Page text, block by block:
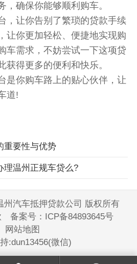
，确保你能够顺利购车。
，让你告别了繁琐的贷款手续
让你更加轻松、便捷地实现购
车需求，不妨尝试一下这项贷
获得更多的便利和快乐。
是你购车路上的贴心伙伴，让
道!
重要性与优势
理温州正规车贷么?
州汽车抵押贷款公司 版权所有
备案号： ICP备84893645号
网站地图
:dun13456(微信)